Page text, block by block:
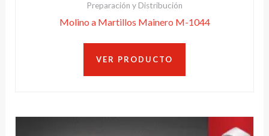
Preparación y Distribución
Molino a Martillos Mainero M-1044
VER PRODUCTO